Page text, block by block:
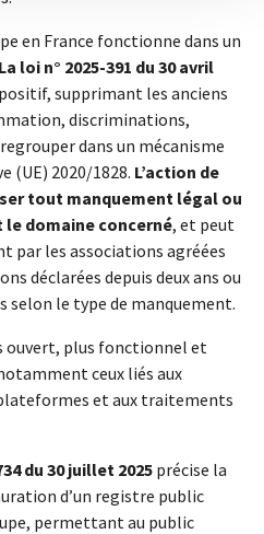
en France fonctionne dans un
La loi n° 2025-391 du 30 avril
supprimant les anciens
discriminations,
dans un mécanisme
(UE) 2020/1828. L’action de
tout manquement légal ou
domaine concerné, et peut
par les associations agréées
déclarées depuis deux ans ou
selon le type de manquement.
ouvert, plus fonctionnel et
ceux liés aux
et aux traitements
du 30 juillet 2025 précise la
d’un registre public
permettant au public